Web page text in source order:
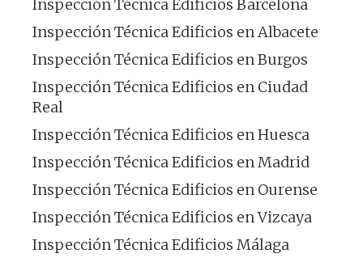
Inspección Técnica Edificios Barcelona
Inspección Técnica Edificios en Albacete
Inspección Técnica Edificios en Burgos
Inspección Técnica Edificios en Ciudad
Real
Inspección Técnica Edificios en Huesca
Inspección Técnica Edificios en Madrid
Inspección Técnica Edificios en Ourense
Inspección Técnica Edificios en Vizcaya
Inspección Técnica Edificios Málaga